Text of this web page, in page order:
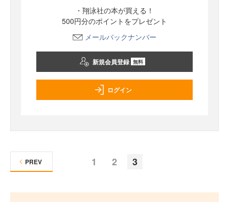
・翔泳社の本が買える！
500円分のポイントをプレゼント
メールバックナンバー
新規会員登録 無料
ログイン
1 2 3
PREV